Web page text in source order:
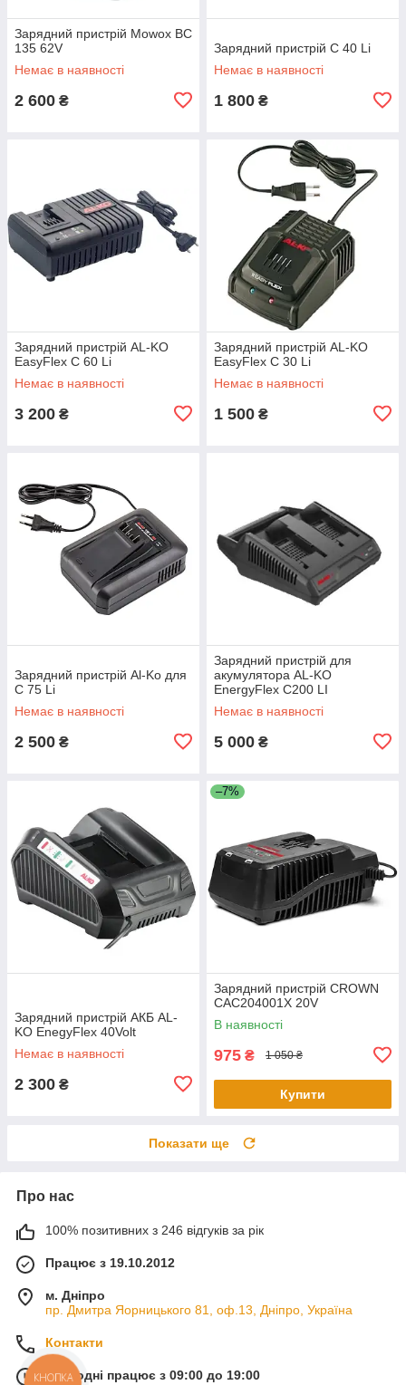
Зарядний пристрій Mowox ВC
135 62V
Немає в наявності
2 600 ₴
Зарядний пристрій C 40 Li
Немає в наявності
1 800 ₴
Зарядний пристрій AL-KO
EasyFlex C 60 Li
Немає в наявності
3 200 ₴
Зарядний пристрій AL-KO
EasyFlex C 30 Li
Немає в наявності
1 500 ₴
Зарядний пристрій Al-Ko для
C 75 Li
Немає в наявності
2 500 ₴
Зарядний пристрій для
акумулятора AL-KO
EnergyFlex C200 LI
Немає в наявності
5 000 ₴
Зарядний пристрій АКБ AL-
KO EnegyFlex 40Volt
Немає в наявності
2 300 ₴
–7%
Зарядний пристрій CROWN
CAC204001X 20V
В наявності
975 ₴ 1 050 ₴
Купити
Показати ще
Про нас
100% позитивних з 246 відгуків за рік
Працює з 19.10.2012
м. Дніпро
пр. Дмитра Яорницького 81, оф.13, Дніпро, Україна
Контакти
Сьогодні працює з 09:00 до 19:00
КНОПКА